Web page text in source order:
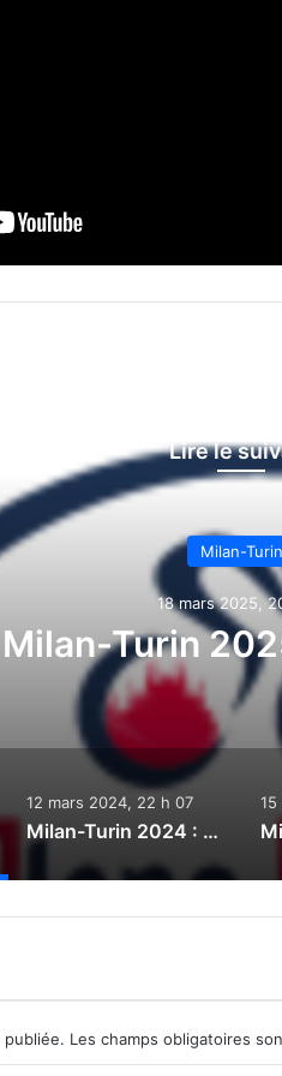
Lire le
Milan-Turin
18 mars 2025,
Milan-Turin
12 mars 2024, 22 h 07
Milan-Turin 2024 : Le direct
publiée. Les champs obligatoires